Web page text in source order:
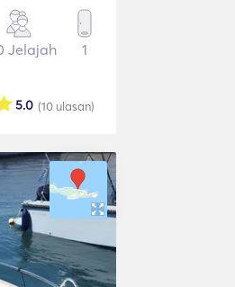
Jelajah 1
(10 ulasan)
5.0